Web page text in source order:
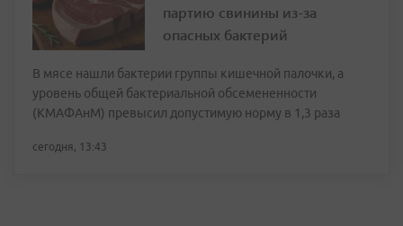
партию свинины из-за
опасных бактерий
В мясе нашли бактерии группы кишечной палочки, а
уровень общей бактериальной обсемененности
(КМАФАнМ) превысил допустимую норму в 1,3 раза
сегодня, 13:43